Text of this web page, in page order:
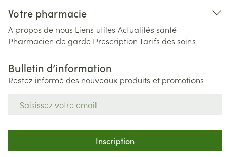
Votre pharmacie
A propos de nous Liens utiles Actualités santé
Pharmacien de garde PrescriptionTarifs des soins
Bulletin d’information
Restez informé des nouveaux produits et promotions
Inscription